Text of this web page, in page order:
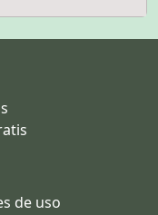
de uso